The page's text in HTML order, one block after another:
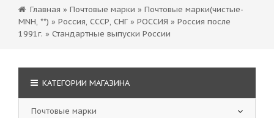
Главная » Почтовые марки » Почтовые марки(чистые-
MNH, **) » Россия, СССР, СНГ » РОССИЯ » Россия после
1991г. » Стандартные выпуски России
КАТЕГОРИИ МАГАЗИНА
Почтовые марки